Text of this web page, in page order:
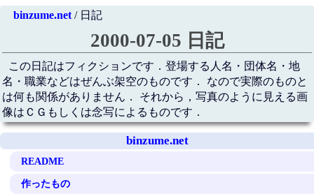
binzume.net/ 日記
2000-07-05 日記
この日記はフィクションです．登場する人名・団体名・地
名・職業などはぜんぶ架空のものです． なので実際のものと
は何も関係がありません． それから，写真のように見える画
像はＣＧもしくは念写によるものです．
binzume.net
README
作ったもの